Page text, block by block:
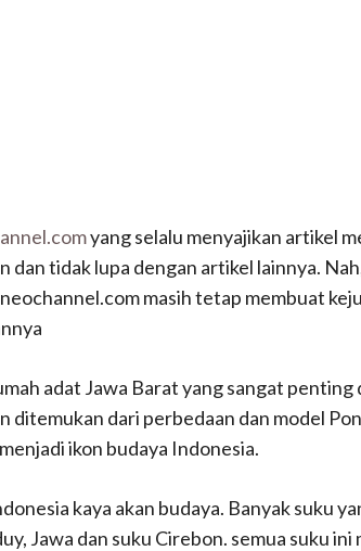
yang selalu menyajikan artikel
dan tidak lupa dengan artikel lainnya.
masih tetap membuat
adat Jawa Barat yang sangat penting
ditemukan dari perbedaan dan model
ikon budaya Indonesia.
kaya akan budaya. Banyak suku
Jawa dan suku Cirebon. semua suku